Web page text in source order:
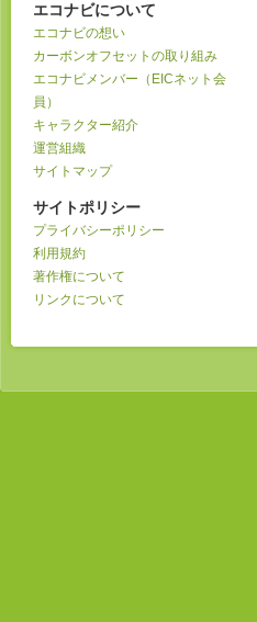
エコナビについて
エコナビの想い
カーボンオフセットの取り組み
エコナビメンバー（EICネット会
員）
キャラクター紹介
運営組織
サイトマップ
サイトポリシー
プライバシーポリシー
利用規約
著作権について
リンクについて